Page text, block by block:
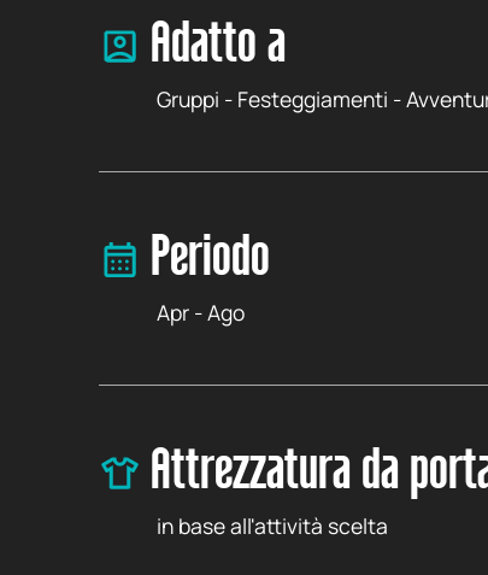
Adatto a
Gruppi - Festeggiamenti -
Periodo
Apr - Ago
Attrezzatura da
in base all'attività scelta